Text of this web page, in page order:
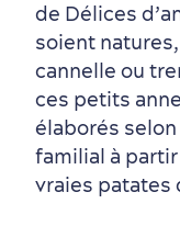
de Délices
soient
cannelle ou
ces petits
élaborés
familial à
vraies patates